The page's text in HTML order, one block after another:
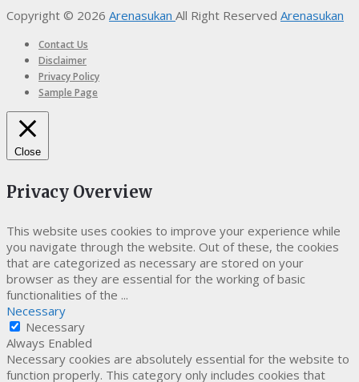
Copyright © 2026 Arenasukan All Right Reserved Arenasukan
Contact Us
Disclaimer
Privacy Policy
Sample Page
Close
Privacy Overview
This website uses cookies to improve your experience while
you navigate through the website. Out of these, the cookies
that are categorized as necessary are stored on your
browser as they are essential for the working of basic
functionalities of the ...
Necessary
Necessary
Always Enabled
Necessary cookies are absolutely essential for the website to
function properly. This category only includes cookies that